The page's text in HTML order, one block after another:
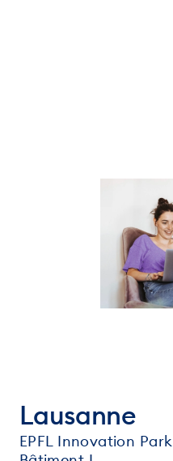
Lausanne
EPFL Innovation Park